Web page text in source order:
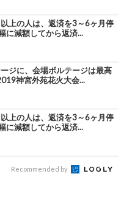
上の人は、返済を3～6ヶ月停
に減額してから返済...
ジに、会場ボルテージは最高
神宮外苑花火大会...
上の人は、返済を3～6ヶ月停
に減額してから返済...
Recommended by